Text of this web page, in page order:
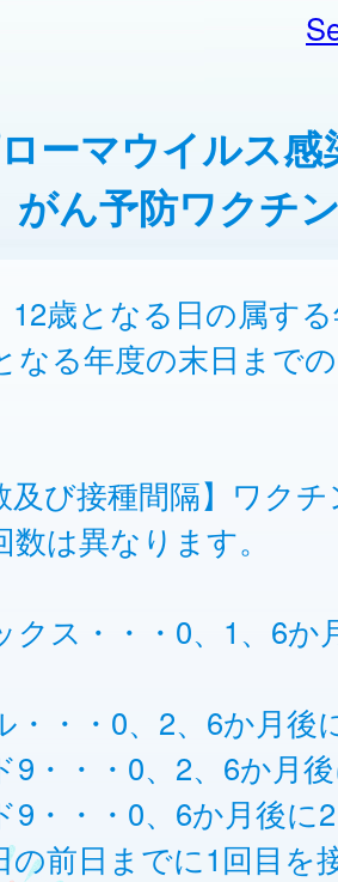
ーマウイルス感
がん予防ワクチ
12歳となる日の属す
なる年度の末日まで
及び接種間隔】ワク
は異なります。
クス・・・0、1、6か
・・・0、2、6か月後
9・・・0、2、6か月
9・・・0、6か月後に
の前日までに1回目を